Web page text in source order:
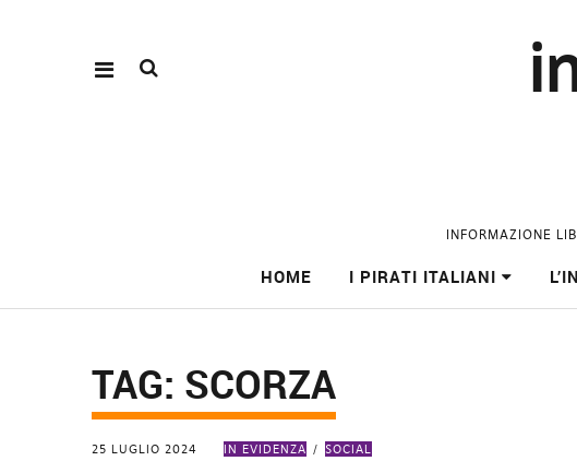
INFORMAZIONE
HOME I PIRATI ITALIANI
TAG: SCORZA
25 LUGLIO 2024 IN EVIDENZA SOCIAL